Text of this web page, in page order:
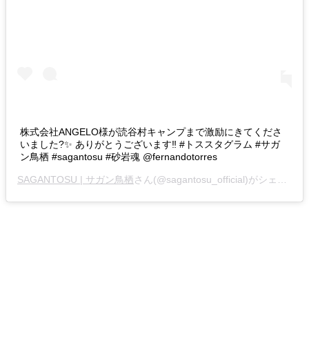
株式会社ANGELO様が読谷村キャンプまで激励にきてくださ
いました?✨ ありがとうございます‼️ #トススタグラム #サガ
ン鳥栖 #sagantosu #砂岩魂 @fernandotorres
SAGANTOSU | サガン鳥栖さん(@sagantosu_official)がシェアした投稿 -